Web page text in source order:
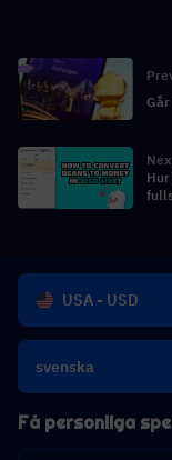
USA - USD
svenska
Få personliga